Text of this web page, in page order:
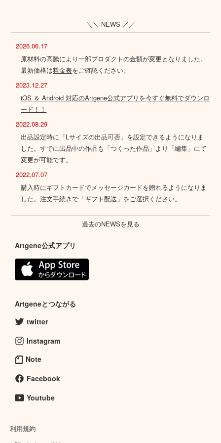
＼＼ NEWS ／／
2026.06.17
原材料の高騰により一部プロダクトの金額が変更となりました。
最新価格は料金表をご確認ください。
2023.12.27
iOS ＆ Android 対応のArtgene公式アプリを今すぐ無料でダウンロ
ード！！
2022.08.29
出品設定時に「Lサイズの出品可否」を設定できるようになりま
した。すでに出品中の作品も「つくった作品」より「編集」にて
変更が可能です。
2022.07.07
購入時にギフトカードでメッセージカードを贈れるようになりま
した。注文手続きで「ギフト配送」をご選択ください。
過去のNEWSを見る
Artgene公式アプリ
Artgeneとつながる
twitter
Instagram
Note
Facebook
Youtube
利用規約